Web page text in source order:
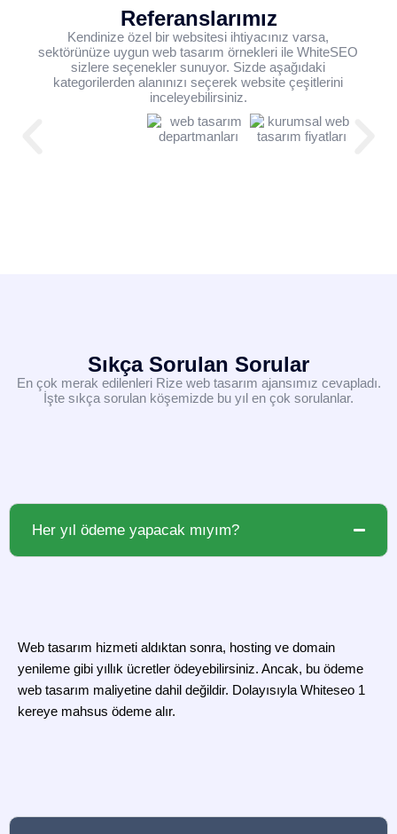
Referanslarımız
Kendinize özel bir websitesi ihtiyacınız varsa,
sektörünüze uygun web tasarım örnekleri ile WhiteSEO
sizlere seçenekler sunuyor. Sizde aşağıdaki
kategorilerden alanınızı seçerek website çeşitlerini
inceleyebilirsiniz.
Sıkça Sorulan Sorular
En çok merak edilenleri Rize web tasarım ajansımız cevapladı.
İşte sıkça sorulan köşemizde bu yıl en çok sorulanlar.
Her yıl ödeme yapacak mıyım?
Web tasarım hizmeti aldıktan sonra, hosting ve domain
yenileme gibi yıllık ücretler ödeyebilirsiniz. Ancak, bu ödeme
web tasarım maliyetine dahil değildir. Dolayısıyla Whiteseo 1
kereye mahsus ödeme alır.